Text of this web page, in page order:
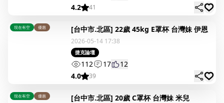
4.2
41
現在有空 優惠 [台中市.北區] 22歲 45kg E罩杯 台灣妹 伊恩
2026-05-14 17:38
捷克論壇
112 17
12
4.0
39
現在有空 優惠 [台中市.北區] 20歲 C罩杯 台灣妹 米兒